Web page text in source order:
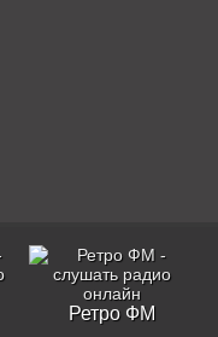
Ретро ФМ